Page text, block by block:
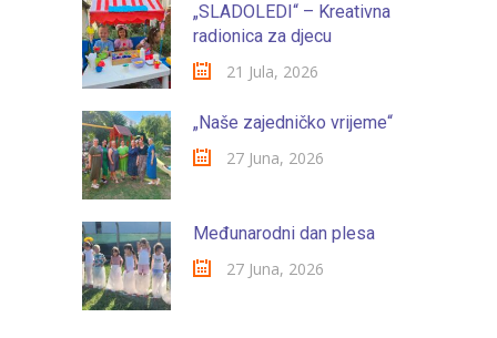
„SLADOLEDI“ – Kreativna
radionica za djecu
21 Jula, 2026
„Naše zajedničko vrijeme“
27 Juna, 2026
Međunarodni dan plesa
27 Juna, 2026